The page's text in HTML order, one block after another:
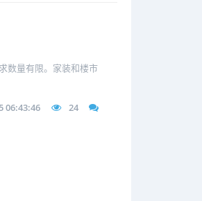
数量有限。家装和楼市
06:43:46 24